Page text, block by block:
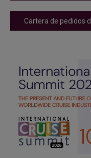
Cartera de pedidos